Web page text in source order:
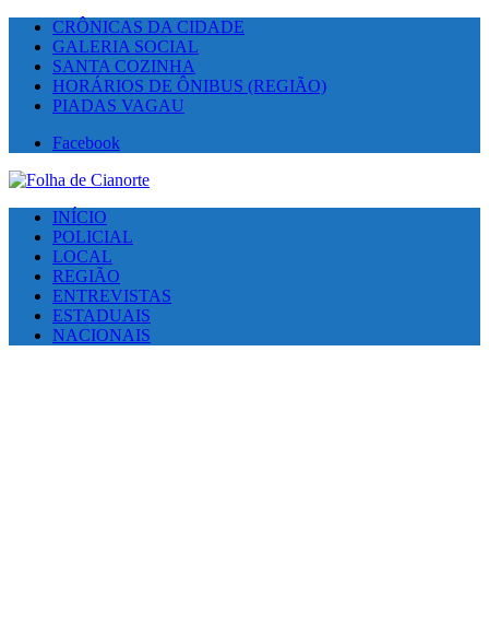
CRÔNICAS DA CIDADE
GALERIA SOCIAL
SANTA COZINHA
HORÁRIOS DE ÔNIBUS (REGIÃO)
PIADAS VAGAU
Facebook
INÍCIO
POLICIAL
LOCAL
REGIÃO
ENTREVISTAS
ESTADUAIS
NACIONAIS